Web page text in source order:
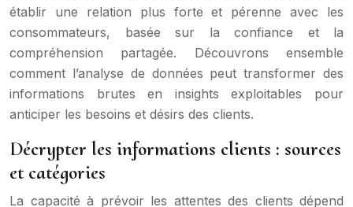
établir une relation plus forte et pérenne avec les
consommateurs, basée sur la confiance et la
compréhension partagée. Découvrons ensemble
comment l’analyse de données peut transformer des
informations brutes en insights exploitables pour
anticiper les besoins et désirs des clients.
Décrypter les informations clients : sources
et catégories
La capacité à prévoir les attentes des clients dépend